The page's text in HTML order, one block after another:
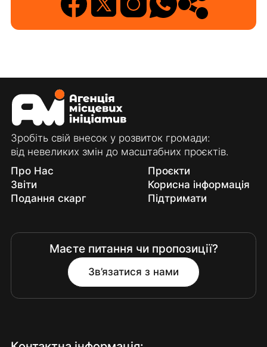
Зробіть свій внесок у розвиток громади:
від невеликих змін до масштабних проєктів.
Про Нас
Проєкти
Звіти
Корисна інформація
Подання скарг
Підтримати
Маєте питання чи пропозиції?
Зв’язатися з нами